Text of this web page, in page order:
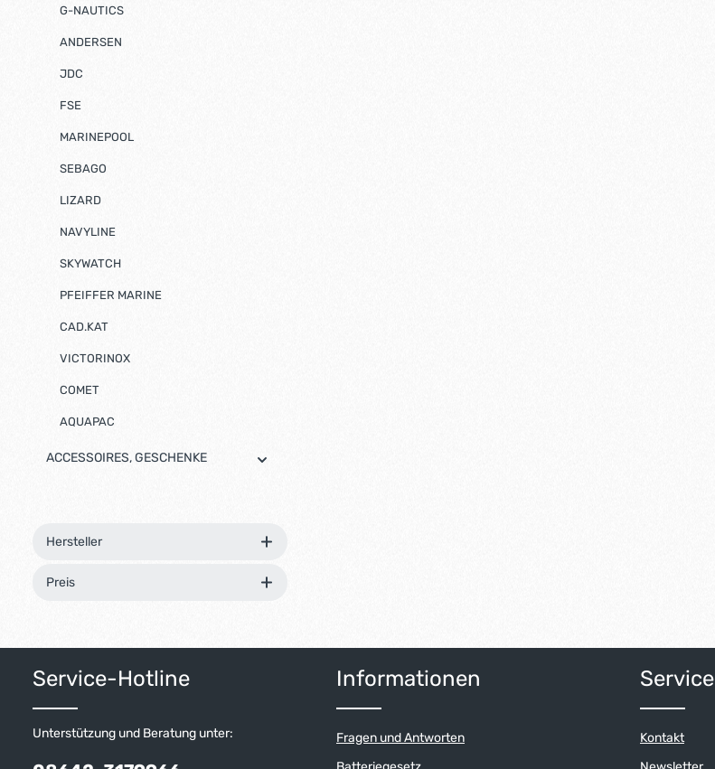
G-NAUTICS
ANDERSEN
JDC
FSE
MARINEPOOL
SEBAGO
LIZARD
NAVYLINE
SKYWATCH
PFEIFFER MARINE
CAD.KAT
VICTORINOX
COMET
AQUAPAC
ACCESSOIRES, GESCHENKE
Hersteller
Preis
Service-Hotline
Unterstützung und Beratung unter:
Informationen
Fragen und Antworten
Service
Kontakt